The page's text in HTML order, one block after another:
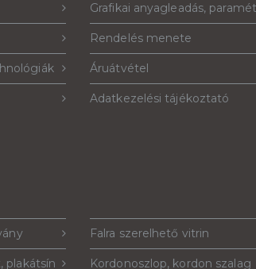
Grafikai anyagleadás,
Rendelés menete
Áruátvétel
Adatkezelési tájékoztató
plakátsín
Falra szerelhető vitrin
Kordonoszlop, kordon szalag